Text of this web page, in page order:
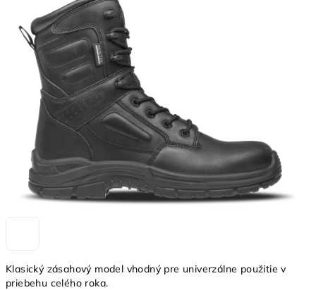
Klasický zásahový model vhodný pre univerzálne použitie v
priebehu celého roka.
0,0
z
5
hviezdičiek.